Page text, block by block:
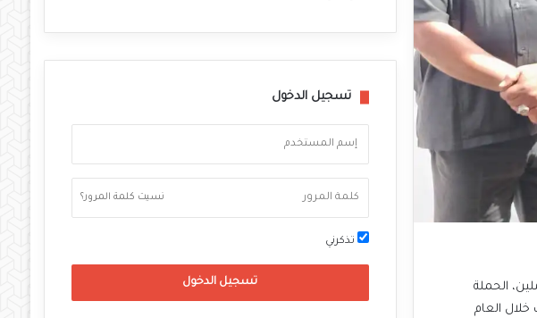
الحملة
العام
تسجيل الدخول
نسيت كلمة المرور؟
تذكرني
تسجيل الدخول